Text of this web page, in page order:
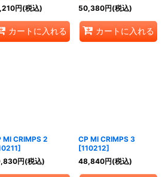
円(税込)
カートに入れる
50,380円(税込)
カートに入れる
MI CRIMPS 2
]
円(税込)
CP MI CRIMPS 3
[110212]
48,840円(税込)